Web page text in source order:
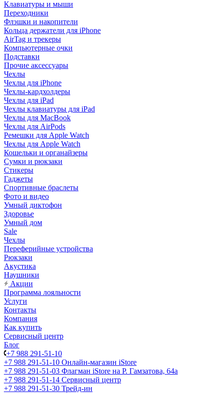
Клавиатуры и мыши
Переходники
Флэшки и накопители
Кольца держатели для iPhone
AirTag и трекеры
Компьютерные очки
Подставки
Прочие аксессуары
Чехлы
Чехлы для iPhone
Чехлы-кардхолдеры
Чехлы для iPad
Чехлы клавиатуры для iPad
Чехлы для MacBook
Чехлы для AirPods
Ремешки для Apple Watch
Чехлы для Apple Watch
Кошельки и органайзеры
Сумки и рюкзаки
Стикеры
Гаджеты
Спортивные браслеты
Фото и видео
Умный диктофон
Здоровье
Умный дом
Sale
Чехлы
Переферийные устройства
Рюкзаки
Акустика
Наушники
Акции
Программа лояльности
Услуги
Контакты
Компания
Как купить
Сервисный центр
Блог
+7 988 291-51-10
+7 988 291-51-10 Онлайн-магазин iStore
+7 988 291-51-03 Флагман iStore на Р. Гамзатова, 64а
+7 988 291-51-14 Сервисный центр
+7 988 291-51-30 Трейд-ин